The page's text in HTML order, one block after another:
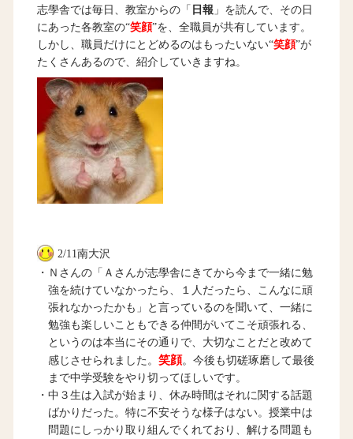
志學舎では毎日、教室からの「 日報 」を読んで、その日
にあった各教室の“笑顔”を、全職員が共有しています。
しかし、職員だけにとどめるのはもったいない“笑顔”が
たくさんあるので、紹介していきますね。
2/11南大沢
・Ｎさんの「Ａさんが志學舎にきてから今まで一緒に勉
強を続けていなかったら、１人だったら、こんなに頑
張れなかったかも」と言っているのを聞いて、一緒に
勉強も楽しいこともできる仲間がいてこそ頑張れる、
というのは本当にその通りで、大切なことだと改めて
感じさせられました。 笑顔。今後も切磋琢磨して最後
まで中学受験をやり切ってほしいです。
・中３生は入試が始まり、休み時間はそれに関する話題
ばかりだった。特に不安そうな様子はない。授業中は
問題にしっかり取り組んでくれており、解ける問題も